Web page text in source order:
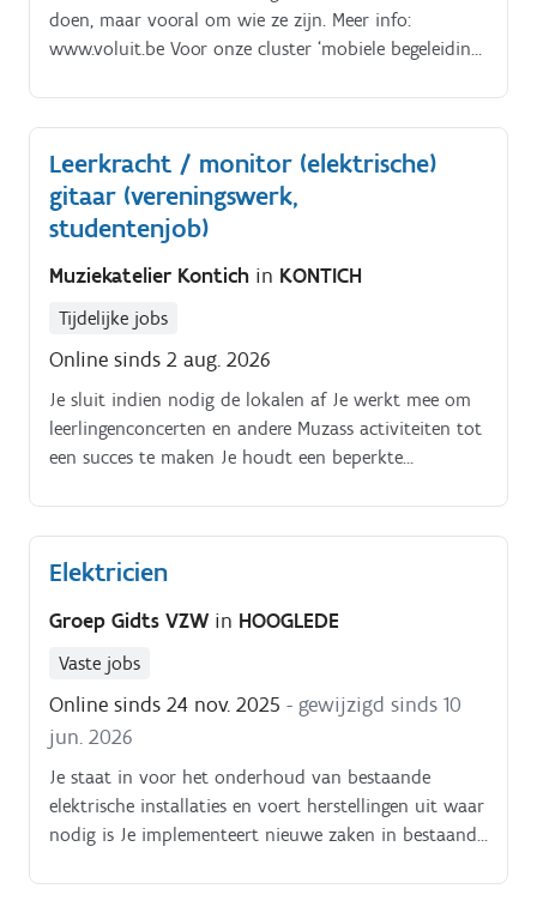
doen, maar vooral om wie ze zijn. Meer info:
www.voluit.be Voor onze cluster ‘mobiele begeleiding
een voltijdse coördinator in een contract van
onbepaalde duur (38 uren per week – tot 4/5 is
bespreekbaar) Als coördinator ben je
(eind)verantwoordelijke van de cluster.
Leerkracht / monitor (elektrische)
gitaar (vereningswerk,
studentenjob)
Muziekatelier Kontich in KONTICH
Tijdelijke jobs
Online sinds 2 aug. 2026
Je sluit indien nodig de lokalen af Je werkt mee om
leerlingenconcerten en andere Muzass activiteiten tot
een succes te maken Je houdt een beperkte
30 minuten per leerling. Elke leerling zal over het
hele schooljaar 25 lessen van jou krijgen.
Elektricien
Groep Gidts VZW in HOOGLEDE
Vaste jobs
Online sinds 24 nov. 2025 - gewijzigd sinds 10
jun. 2026
Je staat in voor het onderhoud van bestaande
elektrische installaties en voert herstellingen uit waar
nodig is Je implementeert nieuwe zaken in bestaande
elektrisch vlak Je staat mee in voor het monitoren